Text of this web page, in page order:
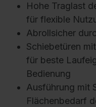
Hohe Traglast
für flexible
Abrollsicher
Schiebetüren
für beste
Bedienung
Ausführung mit
Flächenbedarf